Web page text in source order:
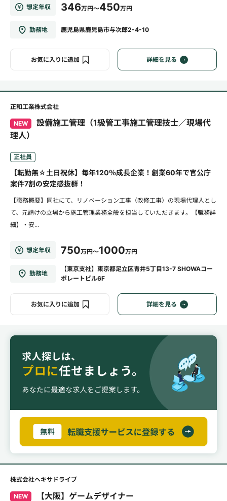
想定年収 346万円～450万円
勤務地 鹿児島県鹿児島市与次郎2-4-10
お気に入りに追加 詳細を見る
正和工業株式会社
NEW
設備施工管理（1級管工事施工管理技士／現場代
理人）
正社員
【転勤無☆土日祝休】毎年120％成長企業！創業60年で官公庁
案件7割の安定感抜群！
【職務概要】同社にて、リノベーション工事（改修工事）の現場代理人とし
て、元請けの立場から施工管理業務全般を担当していただきます。【職務詳
細】・安...
想定年収 750万円～1000万円
勤務地
【東京支社】東京都足立区青井5丁目13-7 SHOWAコー
ポレートビル6F
お気に入りに追加 詳細を見る
株式会社ヘキサドライブ
NEW 【大阪】ゲームデザイナー